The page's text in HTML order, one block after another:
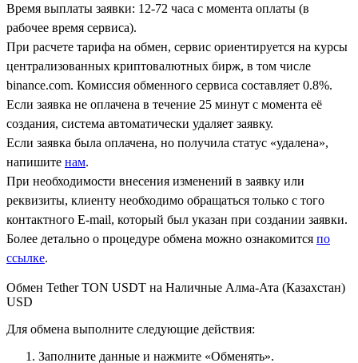
Время выплаты заявки: 12-72 часа с момента оплаты (в
рабочее время сервиса).
При расчете тарифа на обмен, сервис ориентируется на курсы
централизованных криптовалютных бирж, в том числе
binance.com. Комиссия обменного сервиса составляет 0.8%.
Если заявка не оплачена в течение 25 минут с момента её
создания, система автоматически удаляет заявку.
Если заявка была оплачена, но получила статус «удалена»,
напишите нам.
При необходимости внесения изменений в заявку или
реквизиты, клиенту необходимо обращаться только с того
контактного Е-mail, который был указан при создании заявки.
Более детально о процедуре обмена можно ознакомится по
ссылке.
Обмен Tether TON USDT на Наличные Алма-Ата (Казахстан)
USD
Для обмена выполните следующие действия:
Заполните данные и нажмите «Обменять».